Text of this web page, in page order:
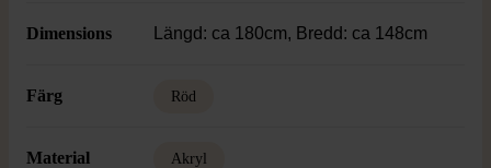
Dimensions Längd: ca 180cm, Bredd: ca 148cm
Färg Röd
Material Akryl